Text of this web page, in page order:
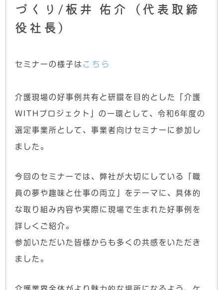
づくり/板井 佑介（代表取締
役社長）
セミナーの様子は こちら
介護現場の好事例共有と研鑽を目的とした「介護
WITHプロジェクト」の一環として、令和6年度の
選定事業所として、事業者向けセミナーに参加し
ました。
今回のセミナーでは、弊社が大切にしている「職
員の夢や趣味と仕事の両立」をテーマに、具体的
な取り組み内容や実際に現場で生まれた好事例を
詳しくご紹介。
参加いただいた皆様からも多くの共感をいただき
ました。